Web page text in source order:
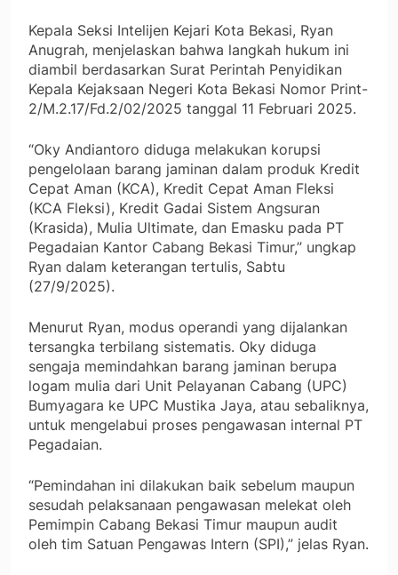
Kepala Seksi Intelijen Kejari Kota Bekasi, Ryan
Anugrah, menjelaskan bahwa langkah hukum ini
diambil berdasarkan Surat Perintah Penyidikan
Kepala Kejaksaan Negeri Kota Bekasi Nomor Print-
2/M.2.17/Fd.2/02/2025 tanggal 11 Februari 2025.
“Oky Andiantoro diduga melakukan korupsi
pengelolaan barang jaminan dalam produk Kredit
Cepat Aman (KCA), Kredit Cepat Aman Fleksi
(KCA Fleksi), Kredit Gadai Sistem Angsuran
(Krasida), Mulia Ultimate, dan Emasku pada PT
Pegadaian Kantor Cabang Bekasi Timur,” ungkap
Ryan dalam keterangan tertulis, Sabtu
(27/9/2025).
Menurut Ryan, modus operandi yang dijalankan
tersangka terbilang sistematis. Oky diduga
sengaja memindahkan barang jaminan berupa
logam mulia dari Unit Pelayanan Cabang (UPC)
Bumyagara ke UPC Mustika Jaya, atau sebaliknya,
untuk mengelabui proses pengawasan internal PT
Pegadaian.
“Pemindahan ini dilakukan baik sebelum maupun
sesudah pelaksanaan pengawasan melekat oleh
Pemimpin Cabang Bekasi Timur maupun audit
oleh tim Satuan Pengawas Intern (SPI),” jelas Ryan.